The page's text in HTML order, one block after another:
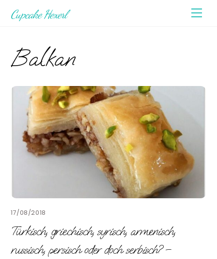
Cupcake Hexerl
Balkan
17/08/2018
Türkisch, griechisch, syrisch, armenisch,
russisch, persisch oder doch serbisch? –